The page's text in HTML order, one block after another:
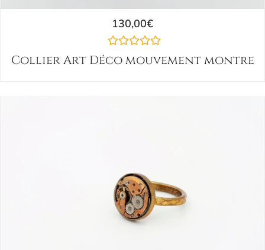
130,00€
Collier Art Déco mouvement montre